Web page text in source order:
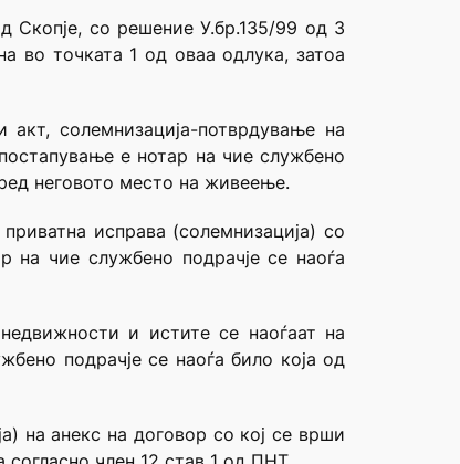
Скопје, со решение У.бр.135/99 од 3
во точката 1 од оваа одлука, затоа
солемнизација-потврдување на
е нотар на чие службено
неговото место на живеење.
исправа (солемнизација) со
на чие службено подрачје се наоѓа
и истите се наоѓаат на
подрачје се наоѓа било која од
на анекс на договор со кој се врши